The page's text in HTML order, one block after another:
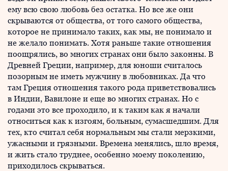
ему всю свою любовь без остатка. Но все же они
скрываются от общества, от того самого общества,
которое не принимало таких, как мы, не понимало и
не желало понимать. Хотя раньше такие отношения
поощрялись, во многих странах они было законны. В
Древней Греции, например, для юноши считалось
позорным не иметь мужчину в любовниках. Да что
там Греция отношения такого рода приветствовались
в Индии, Вавилоне и еще во многих странах. Но с
годами это все проходило, и к таким как я начали
относиться как к изгоям, больным, сумасшедшим. Для
тех, кто считал себя нормальным мы стали мерзкими,
ужасными и грязными. Времена менялись, шло время,
и жить стало труднее, особенно моему поколению,
приходилось скрываться.